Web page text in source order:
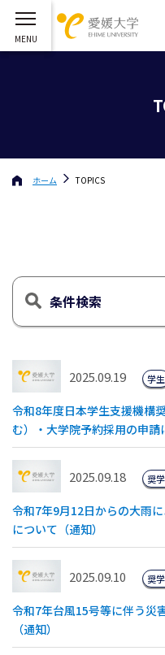
ホーム TOPICS
条件検索
2025.09.19
令和8年度日本学生支援機構
む）・大学院予約採用の申請
学生
2025.09.18
令和7年9月12日からの大雨
について（通知）
奨
2025.09.10
令和7年台風15号等に伴う災
（通知）
奨